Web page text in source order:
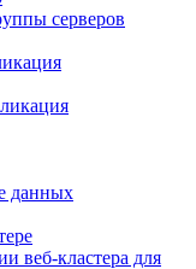
серверов
данных
веб-кластера для